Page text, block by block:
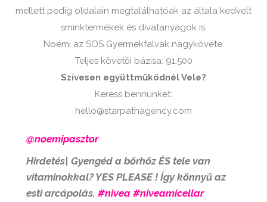
mellett pedig oldalain megtalálhatóak az általa kedvelt
sminktermékek és divatanyagok is.
Noémi az SOS Gyermekfalvak nagykövete.
Teljes követői bázisa: 91.500
Szívesen együttműködnél Vele?
Keress bennünket:
hello@starpathagency.com
@noemipasztor
Hirdetés| Gyengéd a bőrhöz ÉS tele van
vitaminokkal? YES PLEASE ! Így könnyű az
esti arcápolás. #nivea #niveamicellar